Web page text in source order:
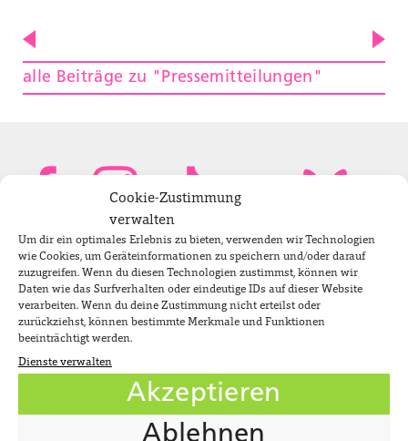
Cookie-Zustimmung
verwalten
Um dir ein optimales Erlebnis zu bieten, verwenden wir Technologien
wie Cookies, um Geräteinformationen zu speichern und/oder darauf
zuzugreifen. Wenn du diesen Technologien zustimmst, können wir
Daten wie das Surfverhalten oder eindeutige IDs auf dieser Website
verarbeiten. Wenn du deine Zustimmung nicht erteilst oder
zurückziehst, können bestimmte Merkmale und Funktionen
beeinträchtigt werden.
Dienste verwalten
Akzeptieren
Ablehnen
alle Beiträge zu "Pressemitteilungen"
Bundestagsabgeordnete
Newsletter
Impressum